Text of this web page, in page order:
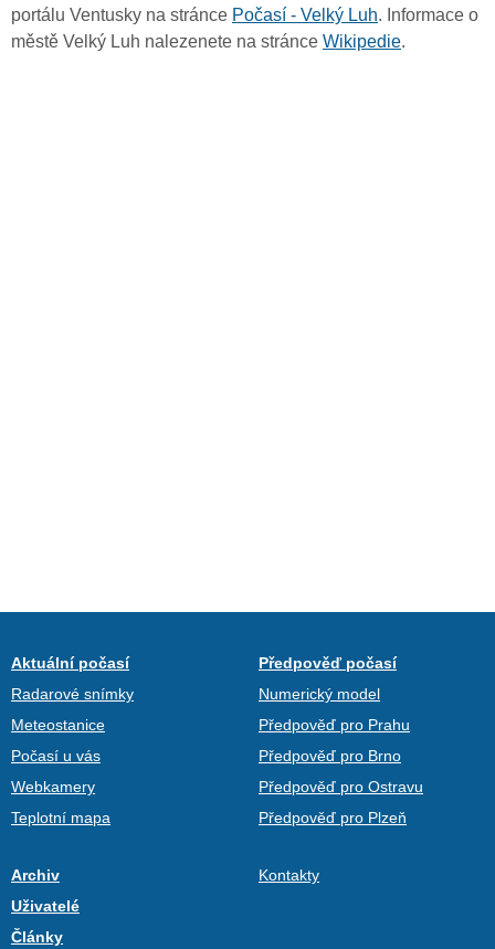
portálu Ventusky na stránce Počasí - Velký Luh. Informace o
městě Velký Luh nalezenete na stránce Wikipedie.
Aktuální počasí
Radarové snímky
Meteostanice
Počasí u vás
Webkamery
Teplotní mapa
Předpověď počasí
Numerický model
Předpověď pro Prahu
Předpověď pro Brno
Předpověď pro Ostravu
Předpověď pro Plzeň
Archiv
Uživatelé
Články
Kontakty